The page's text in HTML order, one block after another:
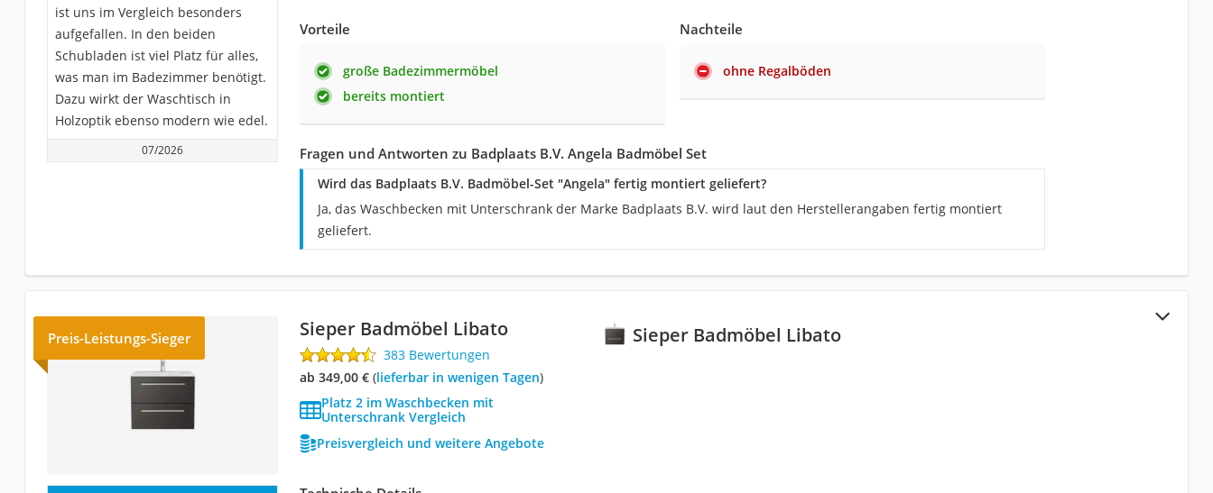
ist uns im Vergleich besonders
aufgefallen. In den beiden
Schubladen ist viel Platz für alles,
was man im Badezimmer benötigt.
Dazu wirkt der Waschtisch in
Holzoptik ebenso modern wie edel.
07/2026
Vorteile
große Badezimmermöbel
bereits montiert
Nachteile
ohne Regalböden
Fragen und Antworten zu Badplaats B.V. Angela Badmöbel Set
Wird das Badplaats B.V. Badmöbel-Set "Angela" fertig montiert geliefert?
Ja, das Waschbecken mit Unterschrank der Marke Badplaats B.V. wird laut den Herstellerangaben fertig montiert
geliefert.
Sieper Badmöbel Libato
Preis-Leistungs-Sieger Sieper Badmöbel Libato
383 Bewertungen
ab 349,00 €( Lieferbar in wenigen Tagen)
Platz 2 im Waschbecken mit
Unterschrank Vergleich
Preisvergleich und weitere Angebote